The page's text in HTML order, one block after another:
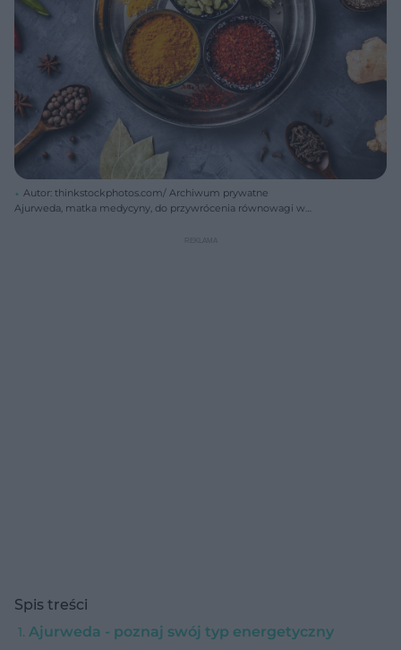
Autor: thinkstockphotos.com/ Archiwum prywatne
Ajurweda, matka medycyny, do przywrócenia równowagi w
Spis treści
Ajurweda - poznaj swój typ energetyczny